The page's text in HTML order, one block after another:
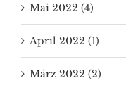
Mai 2022 (4)
April 2022 (1)
März 2022 (2)